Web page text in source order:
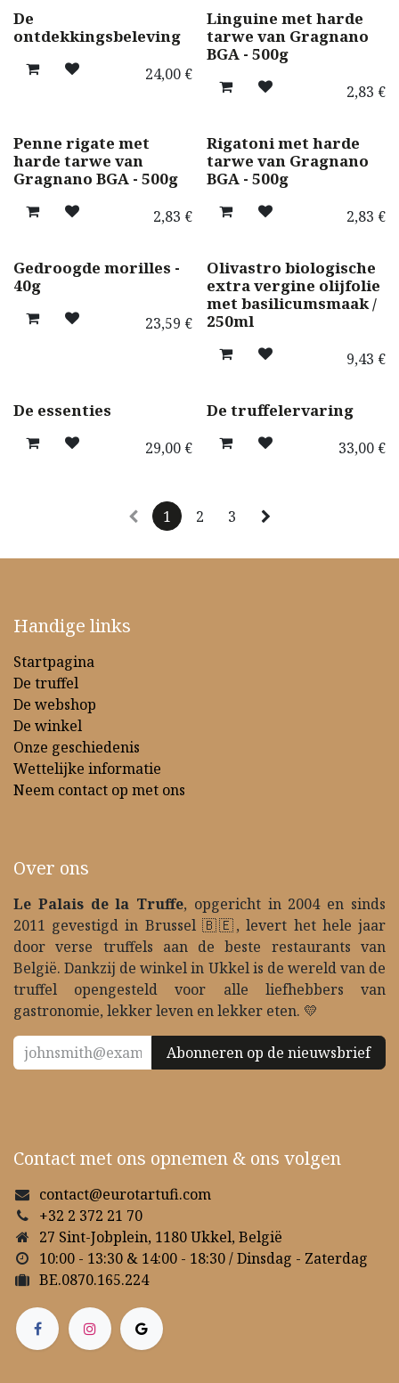
Nieuw!
De
ontdekkingsbeleving
24,00€
Linguine met harde
tarwe van Gragnano
BGA - 500g
2,83 €
Penne rigate met
harde tarwe van
Gragnano BGA - 500g
2,83 €
Rigatoni met harde
tarwe van Gragnano
BGA - 500g
2,83 €
Gedroogde morilles -
40g
23,59 €
Olivastro biologische
extra vergine olijfolie
met basilicumsmaak /
250ml
9,43 €
Nieuw!
De essenties
29,00€
Nieuw!
De truffelervaring
33,00€
1 2 3
Handige links
Startpagina
De truffel
De webshop
De winkel
Onze geschiedenis
Wettelijke informatie
Neem contact op met ons
Over ons
Le Palais de la Truffe, opgericht in 2004 en sinds
2011 gevestigd in Brussel 🇧🇪, levert het hele jaar
door verse truffels aan de beste restaurants van
België. Dankzij de winkel in Ukkel is de wereld van de
truffel opengesteld voor alle liefhebbers van
gastronomie, lekker leven en lekker eten. 💛
Abonneren op de nieuwsbrief
Contact met ons opnemen & ons volgen
contact@eurotartufi.com
+32 2 372 21 70
27 Sint-Jobplein, 1180 Ukkel, België
10:00 - 13:30 & 14:00 - 18:30 / Dinsdag - Zaterdag
BE.0870.165.224